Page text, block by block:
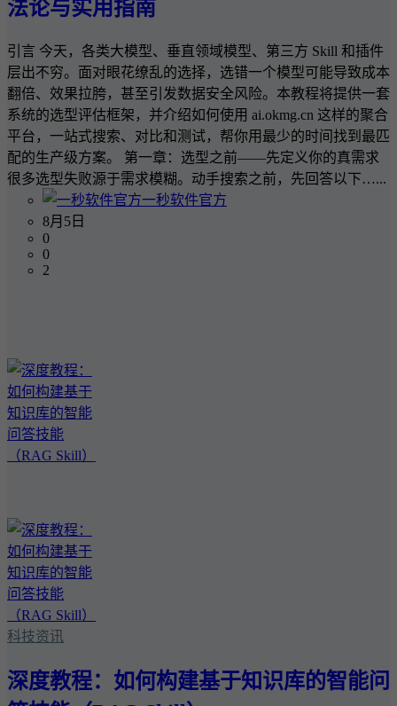
法论与实用指南
引言 今天，各类大模型、垂直领域模型、第三方 Skill 和插件
层出不穷。面对眼花缭乱的选择，选错一个模型可能导致成本
翻倍、效果拉胯，甚至引发数据安全风险。本教程将提供一套
系统的选型评估框架，并介绍如何使用 ai.okmg.cn 这样的聚合
平台，一站式搜索、对比和测试，帮你用最少的时间找到最匹
配的生产级方案。 第一章：选型之前——先定义你的真需求
很多选型失败源于需求模糊。动手搜索之前，先回答以下…...
一秒软件官方
8月5日
0
0
2
科技资讯
深度教程：如何构建基于知识库的智能问